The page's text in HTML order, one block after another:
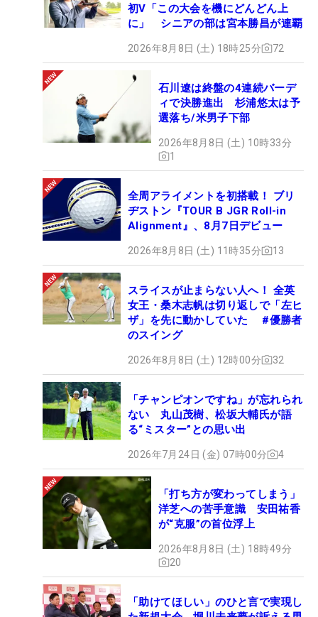
初V「この大会を機にどんどん上
に」 シニアの部は宮本勝昌が連覇
2026年8月8日 (土) 18時25分 72
石川遼は終盤の4連続バーデ
ィで決勝進出 杉浦悠太は予
選落ち/米男子下部
2026年8月8日 (土) 10時33分
1
全周アライメントを初搭載！ ブリ
ヂストン『TOUR B JGR Roll-in
Alignment』、8月7日デビュー
2026年8月8日 (土) 11時35分 13
スライスが止まらない人へ！ 全英
女王・桑木志帆は切り返しで「左ヒ
ザ」を先に動かしていた #優勝者
のスイング
2026年8月8日 (土) 12時00分 32
「チャンピオンですね」が忘れられ
ない 丸山茂樹、松坂大輔氏が語
る“ミスター”との思い出
2026年7月24日 (金) 07時00分 4
「打ち方が変わってしまう」
洋芝への苦手意識 安田祐香
が“克服”の首位浮上
2026年8月8日 (土) 18時49分
20
「助けてほしい」のひと言で実現し